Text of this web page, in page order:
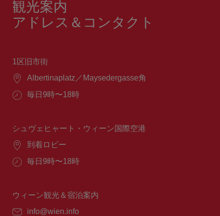
観光案内
アドレス＆コンタクト
1区旧市街
場
Albertinaplatz／Maysedergasse角
営
間：
毎日9時〜18時
シュヴェヒャート・ウィーン国際空港
場
到着ロビー
営
間：
毎日9時〜18時
ウィーン観光＆宿泊案内
E
info@wien.info